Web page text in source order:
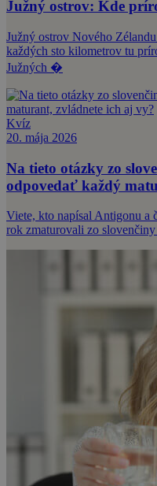
Južný ostrov: Kde
Južný ostrov Nového
každých sto kilometrov tu
Južných �
Kvíz
20. mája 2026
Na tieto otázky zo
odpovedať každý
Viete, kto napísal Antigonu a
rok zmaturovali zo